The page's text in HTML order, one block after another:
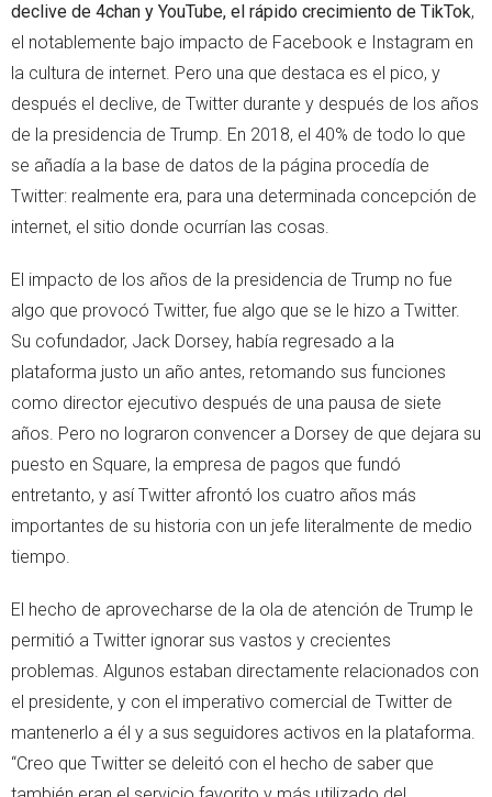
declive de 4chan y YouTube, el rápido crecimiento de TikTok,
el notablemente bajo impacto de Facebook e Instagram en
la cultura de internet. Pero una que destaca es el pico, y
después el declive, de Twitter durante y después de los años
de la presidencia de Trump. En 2018, el 40% de todo lo que
se añadía a la base de datos de la página procedía de
Twitter: realmente era, para una determinada concepción de
internet, el sitio donde ocurrían las cosas.
El impacto de los años de la presidencia de Trump no fue
algo que provocó Twitter, fue algo que se le hizo a Twitter.
Su cofundador, Jack Dorsey, había regresado a la
plataforma justo un año antes, retomando sus funciones
como director ejecutivo después de una pausa de siete
años. Pero no lograron convencer a Dorsey de que dejara su
puesto en Square, la empresa de pagos que fundó
entretanto, y así Twitter afrontó los cuatro años más
importantes de su historia con un jefe literalmente de medio
tiempo.
El hecho de aprovecharse de la ola de atención de Trump le
permitió a Twitter ignorar sus vastos y crecientes
problemas. Algunos estaban directamente relacionados con
el presidente, y con el imperativo comercial de Twitter de
mantenerlo a él y a sus seguidores activos en la plataforma.
“Creo que Twitter se deleitó con el hecho de saber que